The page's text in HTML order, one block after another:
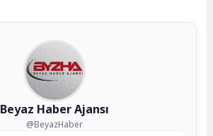
Beyaz Haber Ajansı
@BeyazHaber